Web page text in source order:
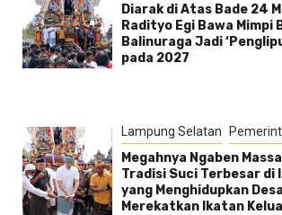
Diarak di Atas Bade 24
Radityo Egi Bawa Mimpi
Balinuraga Jadi
pada 2027
Lampung Selatan
Megahnya Ngaben
Tradisi Suci Terbesar di
yang Menghidupkan
Merekatkan Ikatan